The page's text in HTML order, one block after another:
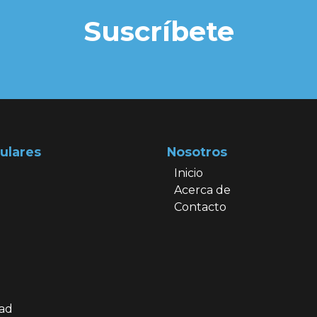
Suscríbete
Nosotros
Inicio
Acerca de
Contacto